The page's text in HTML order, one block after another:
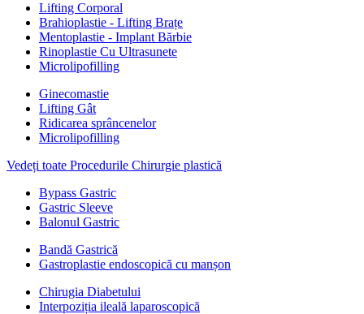
Lifting Corporal
Brahioplastie - Lifting Brațe
Mentoplastie - Implant Bărbie
Rinoplastie Cu Ultrasunete
Microlipofilling
Ginecomastie
Lifting Gât
Ridicarea sprâncenelor
Microlipofilling
Vedeți toate Procedurile Chirurgie plastică
Bypass Gastric
Gastric Sleeve
Balonul Gastric
Bandă Gastrică
Gastroplastie endoscopică cu manșon
Chirugia Diabetului
Interpoziția ileală laparoscopică